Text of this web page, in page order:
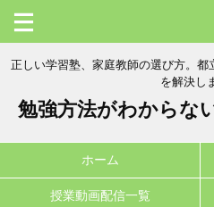
正しい学習塾、家庭教師の選び方。
を解決し
勉強方法がわからな
ホーム
授業動画配信一覧